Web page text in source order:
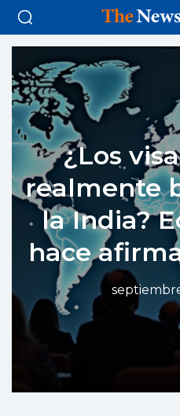
¿Los
realmente
la India?
hace